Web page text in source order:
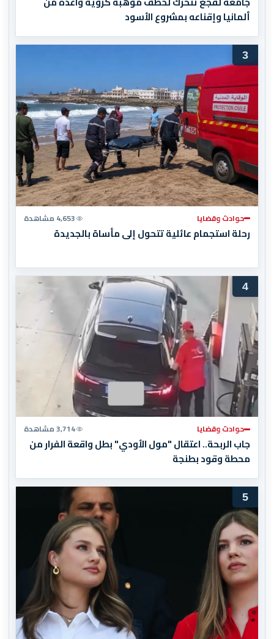
ألمانيا وإقناعه بمشروع الأسود
3
حوادث وقضايا 4,653 مشاهدة
رحلة استجمام عائلية تتحول إلى مأساة بالجديدة
4
حوادث وقضايا 3,714 مشاهدة
جاب الربحة.. اعتقال "مول الأودي" بطل واقعة الفرار من
محطة وقود بطنجة
5